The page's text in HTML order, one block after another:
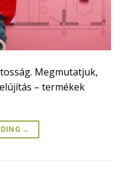
Megmutatjuk,
– termékek
→